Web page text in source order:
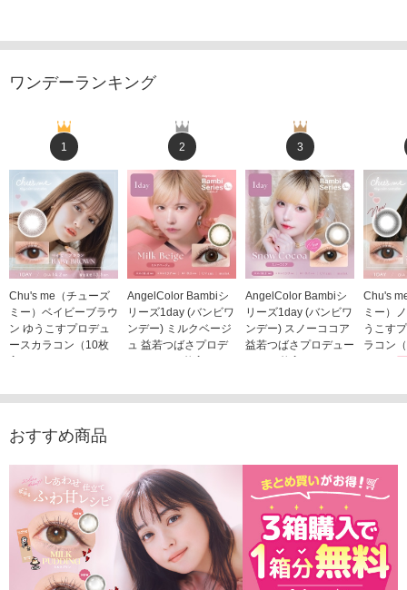
ワンデーランキング
1
Chu's me（チューズ
ミー）ベイビーブラウ
ン ゆうこすプロデュ
ースカラコン（10枚
2
AngelColor Bambiシ
リーズ1day (バンビワ
ンデー) ミルクベージ
ュ 益若つばさプロデ
3
AngelColor Bambiシ
リーズ1day (バンビワ
ンデー) スノーココア
益若つばさプロデュー
Chu's
ミー）
うこす
ラコン
おすすめ商品